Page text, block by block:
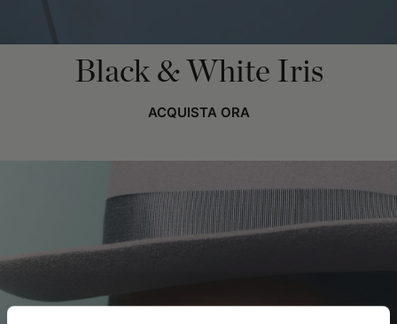
Black & White Iris
ACQUISTA ORA